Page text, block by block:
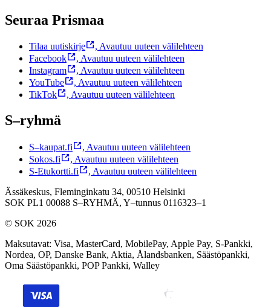
Seuraa Prismaa
Tilaa uutiskirje , Avautuu uuteen välilehteen
Facebook
, Avautuu uuteen välilehteen
Instagram
, Avautuu uuteen välilehteen
YouTube
, Avautuu uuteen välilehteen
TikTok
, Avautuu uuteen välilehteen
S–ryhmä
S–kaupat.fi , Avautuu uuteen välilehteen
Sokos.fi
, Avautuu uuteen välilehteen
S-Etukortti.fi
, Avautuu uuteen välilehteen
Ässäkeskus, Fleminginkatu 34, 00510 Helsinki
SOK PL1 00088 S–RYHMÄ, Y–tunnus 0116323–1
© SOK 2026
Maksutavat: Visa, MasterCard, MobilePay, Apple Pay, S-Pankki,
Nordea, OP, Danske Bank, Aktia, Ålandsbanken, Säästöpankki,
Oma Säästöpankki, POP Pankki, Walley